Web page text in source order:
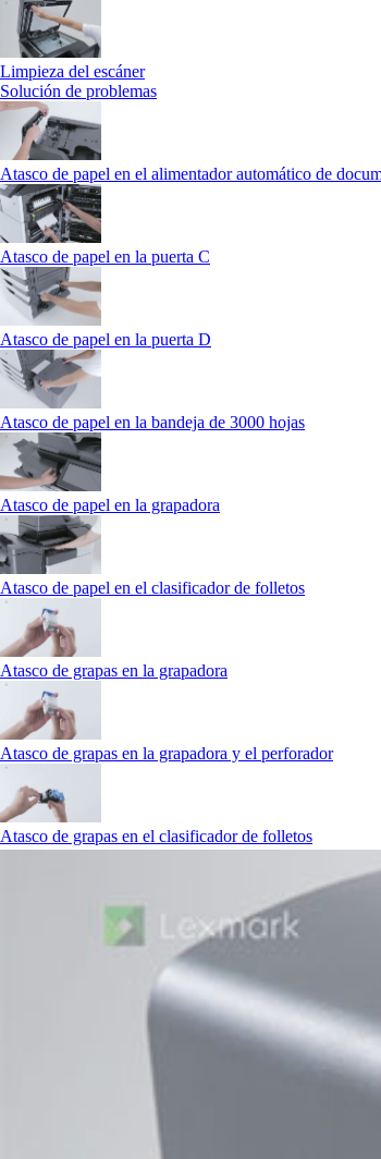
Limpieza del escáner
Solución de problemas
Atasco de papel en el alimentador automático de
Atasco de papel en la puerta C
Atasco de papel en la puerta D
Atasco de papel en la bandeja de 3000 hojas
Atasco de papel en la grapadora
Atasco de papel en el clasificador de folletos
Atasco de grapas en la grapadora
Atasco de grapas en la grapadora y el perforador
Atasco de grapas en el clasificador de folletos